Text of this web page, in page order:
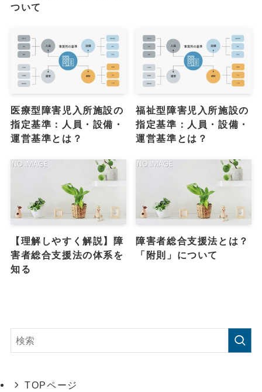
ついて
医療型障害児入所施設の
指定基準：人員・設備・
運営基準とは？
福祉型障害児入所施設の
指定基準：人員・設備・
運営基準とは？
【理解しやすく解説】障
害者総合支援法の体系を
知る
障害者総合支援法とは？
「附則」について
TOPページ